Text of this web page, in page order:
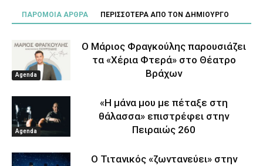
ΠΑΡΟΜΟΙΑ ΑΡΘΡΑ ΠΕΡΙΣΣΟΤΕΡΑ ΑΠΟ ΤΟΝ ΔΗΜΙΟΥΡΓΟ
Agenda
Ο Μάριος Φραγκούλης παρουσιάζει
τα «Χέρια Φτερά» στο Θέατρο
Βράχων
Agenda
«Η μάνα μου με πέταξε στη
θάλασσα» επιστρέφει στην
Πειραιώς 260
Ο Τιτανικός «ζωντανεύει» στην